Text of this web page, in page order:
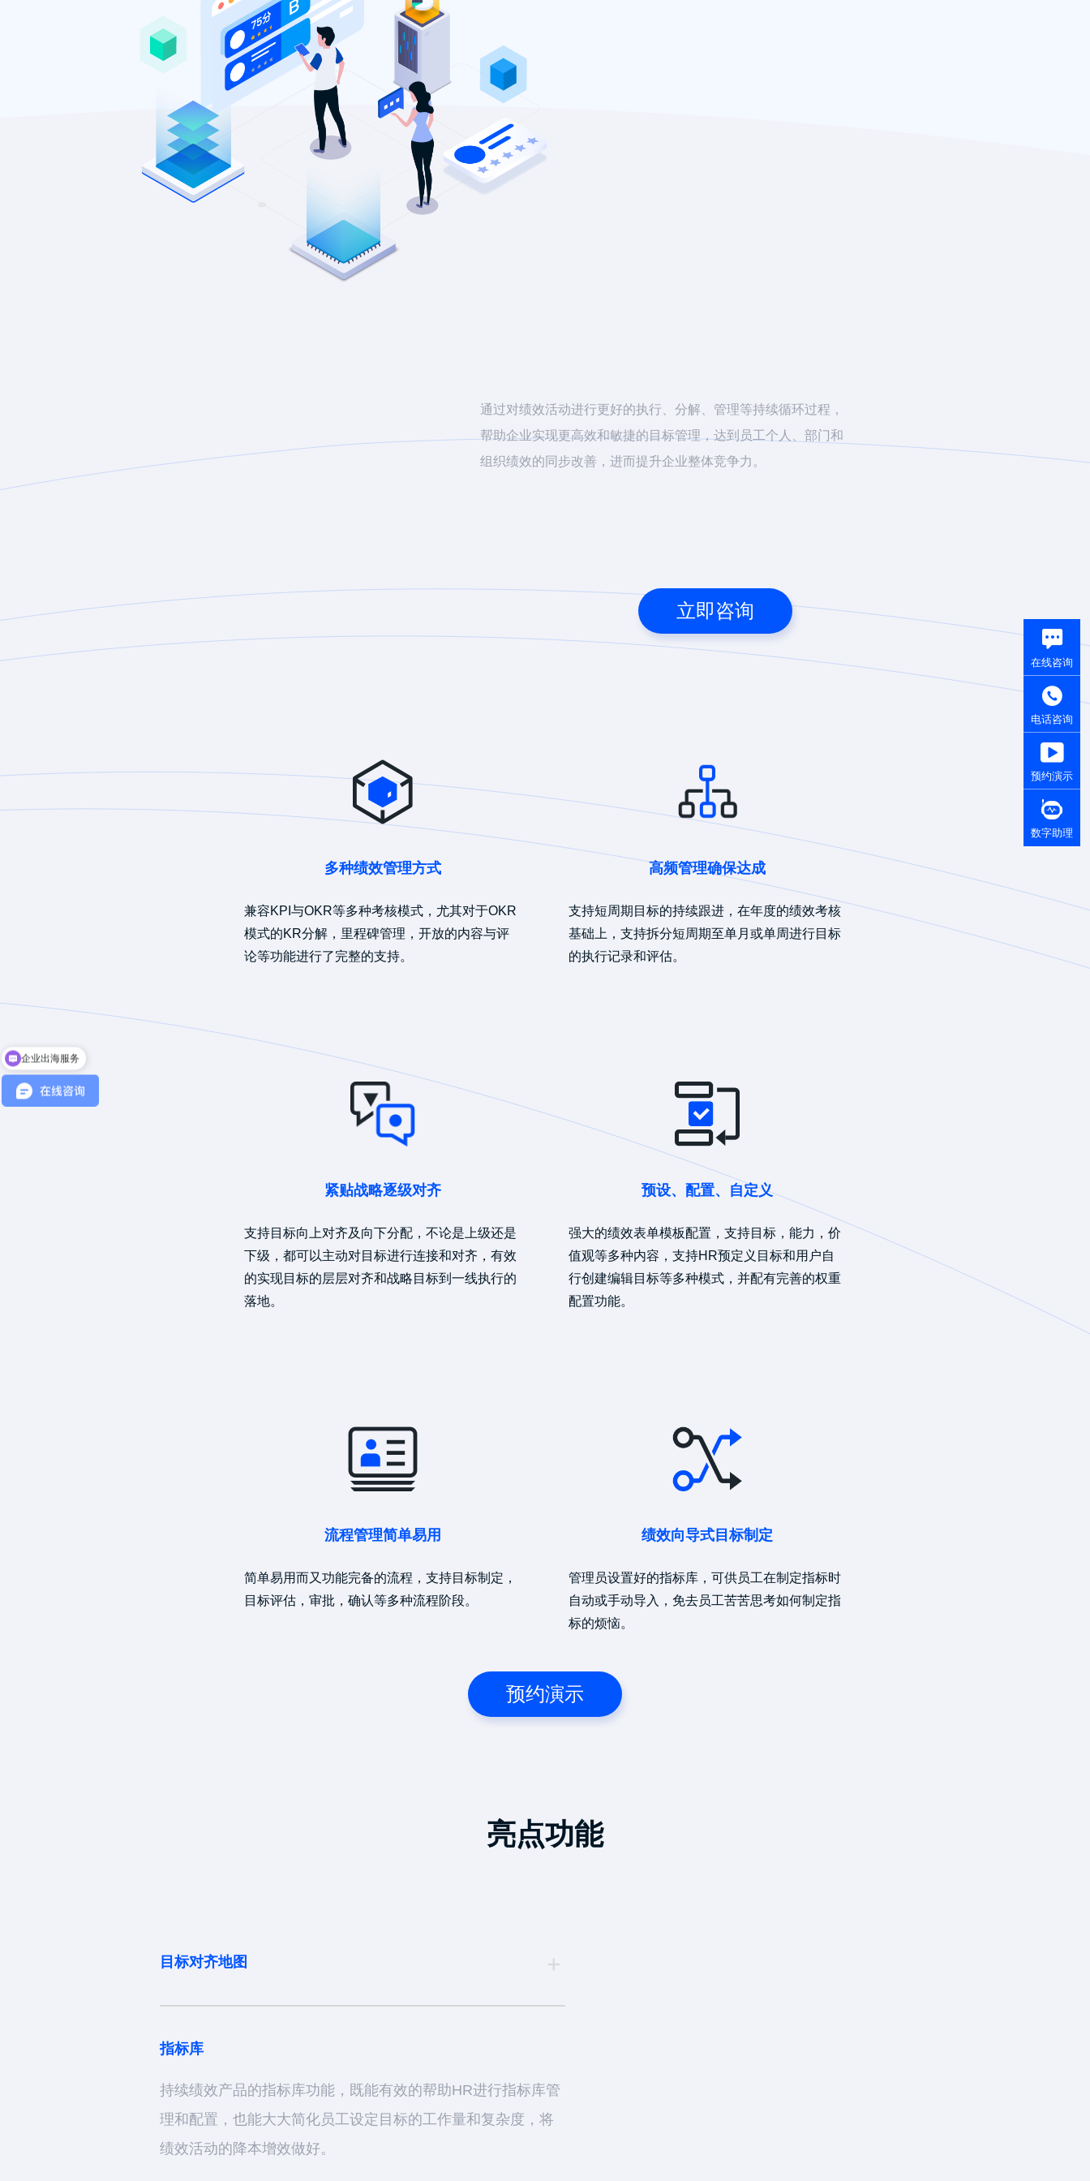
通过对绩效活动进行更好的执行、分解、管理等持续循环过程，
帮助企业实现更高效和敏捷的目标管理，达到员工个人、部门和
组织绩效的同步改善，进而提升企业整体竞争力。
立即咨询
多种绩效管理方式
兼容KPI与OKR等多种考核模式，尤其对于OKR
模式的KR分解，里程碑管理，开放的内容与评
论等功能进行了完整的支持。
高频管理确保达成
支持短周期目标的持续跟进，在年度的绩效考核
基础上，支持拆分短周期至单月或单周进行目标
的执行记录和评估。
紧贴战略逐级对齐
支持目标向上对齐及向下分配，不论是上级还是
下级，都可以主动对目标进行连接和对齐，有效
的实现目标的层层对齐和战略目标到一线执行的
落地。
预设、配置、自定义
强大的绩效表单模板配置，支持目标，能力，价
值观等多种内容，支持HR预定义目标和用户自
行创建编辑目标等多种模式，并配有完善的权重
配置功能。
流程管理简单易用
简单易用而又功能完备的流程，支持目标制定，
目标评估，审批，确认等多种流程阶段。
绩效向导式目标制定
管理员设置好的指标库，可供员工在制定指标时
自动或手动导入，免去员工苦苦思考如何制定指
标的烦恼。
预约演示
亮点功能
目标对齐地图
目标对齐地图提供了可视化的界面，供用户查看当前绩效计划
指标库
在线咨询
电话咨询
预约演示
数字助理
HR人事系统